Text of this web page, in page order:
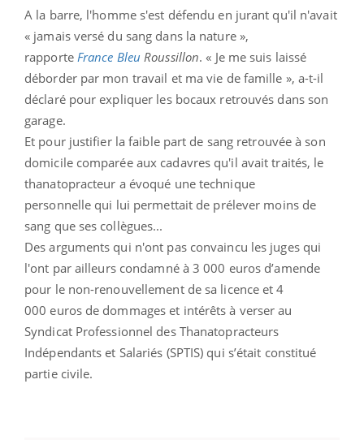
A la barre, l'homme s'est défendu en jurant qu'il n'avait
« jamais versé du sang dans la nature »,
rapporte France Bleu Roussillon. « Je me suis laissé
déborder par mon travail et ma vie de famille », a-t-il
déclaré pour expliquer les bocaux retrouvés dans son
garage.
Et pour justifier la faible part de sang retrouvée à son
domicile comparée aux cadavres qu'il avait traités, le
thanatopracteur a évoqué une technique
personnelle qui lui permettait de prélever moins de
sang que ses collègues...
Des arguments qui n'ont pas convaincu les juges qui
l'ont par ailleurs condamné à 3 000 euros d’amende
pour le non-renouvellement de sa licence et 4
000 euros de dommages et intérêts à verser au
Syndicat Professionnel des Thanatopracteurs
Indépendants et Salariés (SPTIS) qui s’était constitué
partie civile.